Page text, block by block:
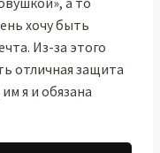
хочу быть
Из-за этого
отличная защита
я и обязана